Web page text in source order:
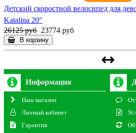
Детский скоростной велосипед для
Katalina 20"
26125 руб 23774 руб
В корзину
Информация
Наш магазин
Личный кабинет
Гарантия